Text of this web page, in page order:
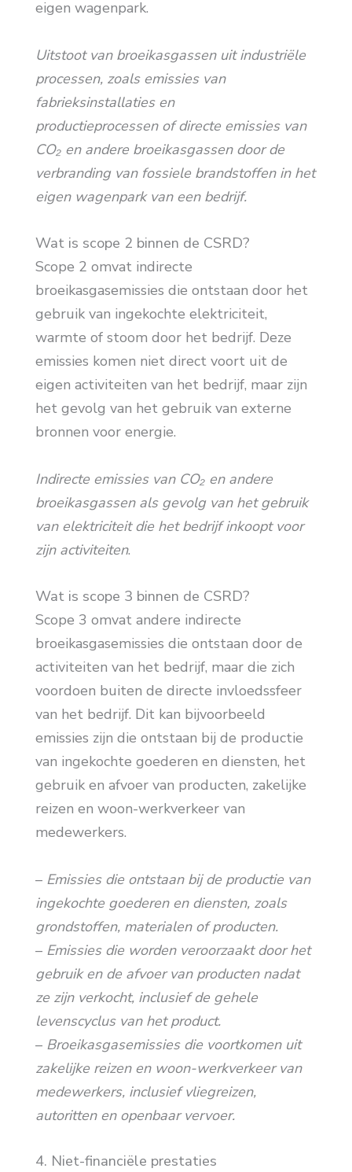
eigen wagenpark.
Uitstoot van broeikasgassen uit industriële
processen, zoals emissies van
fabrieksinstallaties en
productieprocessen of directe emissies van
CO₂ en andere broeikasgassen door de
verbranding van fossiele brandstoffen in het
eigen wagenpark van een bedrijf.
Wat is scope 2 binnen de CSRD?
Scope 2 omvat indirecte
broeikasgasemissies die ontstaan door het
gebruik van ingekochte elektriciteit,
warmte of stoom door het bedrijf. Deze
emissies komen niet direct voort uit de
eigen activiteiten van het bedrijf, maar zijn
het gevolg van het gebruik van externe
bronnen voor energie.
Indirecte emissies van CO₂ en andere
broeikasgassen als gevolg van het gebruik
van elektriciteit die het bedrijf inkoopt voor
zijn activiteiten.
Wat is scope 3 binnen de CSRD?
Scope 3 omvat andere indirecte
broeikasgasemissies die ontstaan door de
activiteiten van het bedrijf, maar die zich
voordoen buiten de directe invloedssfeer
van het bedrijf. Dit kan bijvoorbeeld
emissies zijn die ontstaan bij de productie
van ingekochte goederen en diensten, het
gebruik en afvoer van producten, zakelijke
reizen en woon-werkverkeer van
medewerkers.
– Emissies die ontstaan bij de productie van
ingekochte goederen en diensten, zoals
grondstoffen, materialen of producten.
– Emissies die worden veroorzaakt door het
gebruik en de afvoer van producten nadat
ze zijn verkocht, inclusief de gehele
levenscyclus van het product.
– Broeikasgasemissies die voortkomen uit
zakelijke reizen en woon-werkverkeer van
medewerkers, inclusief vliegreizen,
autoritten en openbaar vervoer.
4. Niet-financiële prestaties